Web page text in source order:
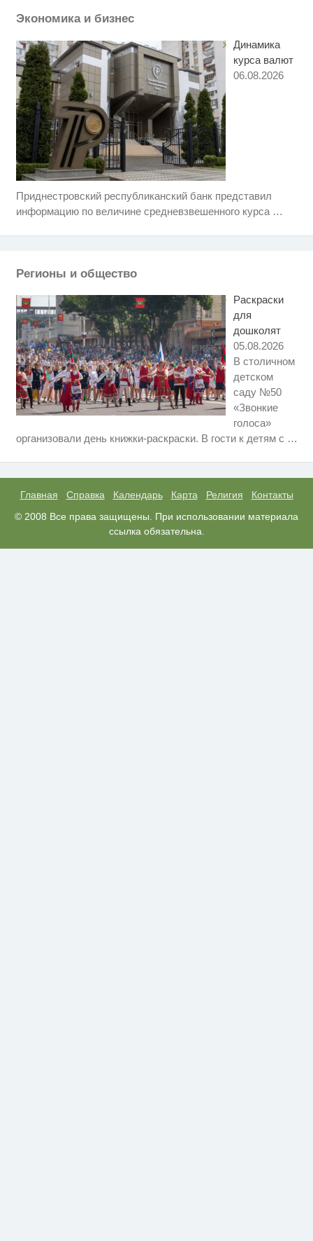
Экономика и бизнес
Динамика
курса валют
06.08.2026
Приднестровский республиканский банк представил
информацию по величине средневзвешенного курса …
Регионы и общество
Раскраски
для
дошколят
05.08.2026
В столичном
детском
саду №50
«Звонкие
голоса»
организовали день книжки-раскраски. В гости к детям с …
Главная Справка Календарь Карта Религия
Контакты
© 2008 Все права защищены. При использовании материала
ссылка обязательна.
i
Т-Банк выпустил карты с
Ролик длится пару секунд, но
Королева вагона отожгла! Видео
пересмотришь не раз
i
Никогда не храните огурцы в
холодильнике: есть один
маленький секрет